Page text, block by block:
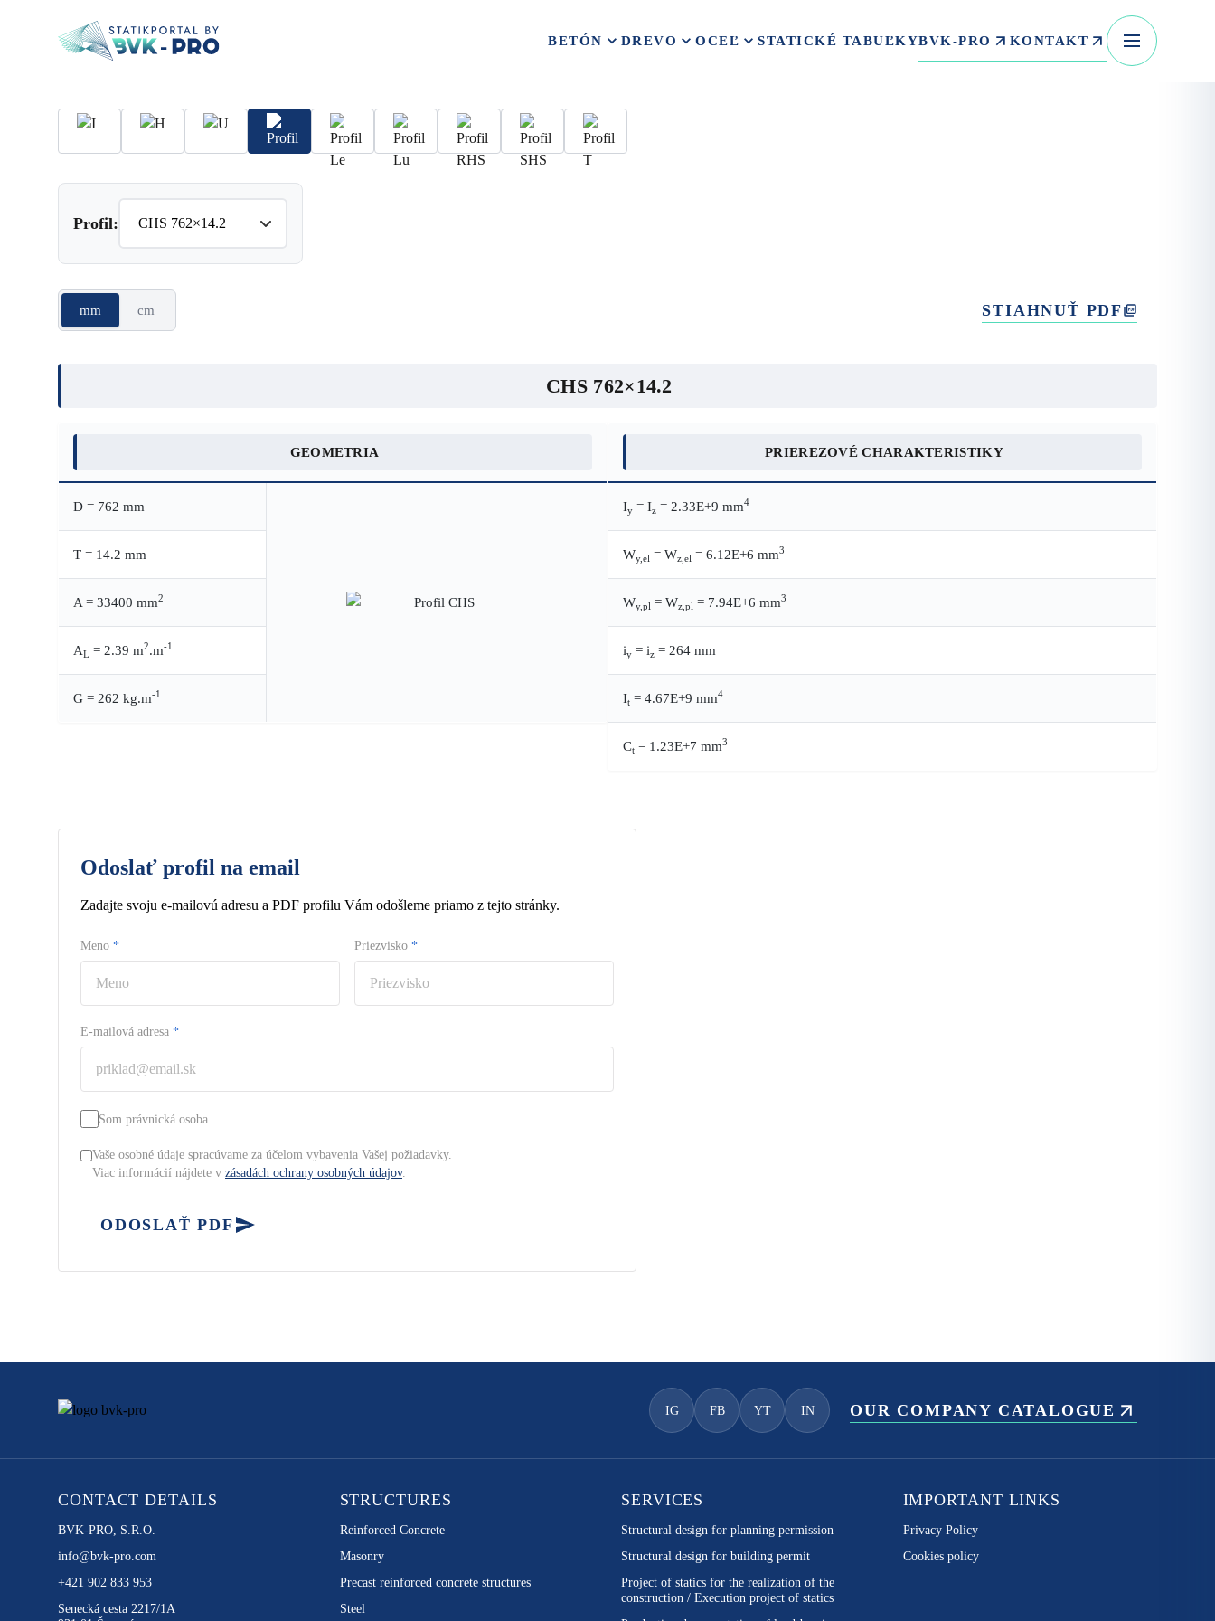
BETÓN DREVO OCEĽ STATICKÉ TABUĽKYBVK-PRO KONTAKT
Profil:
mm cm STIAHNUŤ PDF
CHS 762×14.2
GEOMETRIA
D = 762 mm
T = 14.2 mm
A = 33400 mm2
AL = 2.39 m2.m-1
G = 262 kg.m-1
PRIEREZOVÉ CHARAKTERISTIKY
Iy = Iz = 2.33E+9 mm4
Wy,el = Wz,el = 6.12E+6 mm3
Wy,pl = Wz,pl = 7.94E+6 mm3
iy = iz = 264 mm
It = 4.67E+9 mm4
Ct = 1.23E+7 mm3
Odoslať profil na email
Zadajte svoju e-mailovú adresu a PDF profilu Vám odošleme priamo z tejto stránky.
Meno * Priezvisko *
E-mailová adresa *
Som právnická osoba
Vaše osobné údaje spracúvame za účelom vybavenia Vašej požiadavky.
Viac informácií nájdete v zásadách ochrany osobných údajov.
ODOSLAŤ PDF
IG FB YT IN OUR COMPANY CATALOGUE
CONTACT DETAILS
BVK-PRO, S.R.O.
info@bvk-pro.com
+421 902 833 953
Senecká cesta 2217/1A
STRUCTURES
Reinforced Concrete
Masonry
Precast reinforced concrete structures
Steel
SERVICES
Structural design for planning permission
Structural design for building permit
Project of statics for the realization of the
construction / Execution project of statics
IMPORTANT LINKS
Privacy Policy
Cookies policy